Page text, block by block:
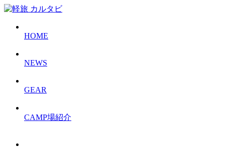
HOME
NEWS
GEAR
CAMP場紹介